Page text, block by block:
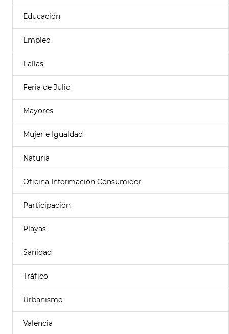
Educación
Empleo
Fallas
Feria de Julio
Mayores
Mujer e Igualdad
Naturia
Oficina Información Consumidor
Participación
Playas
Sanidad
Tráfico
Urbanismo
Valencia